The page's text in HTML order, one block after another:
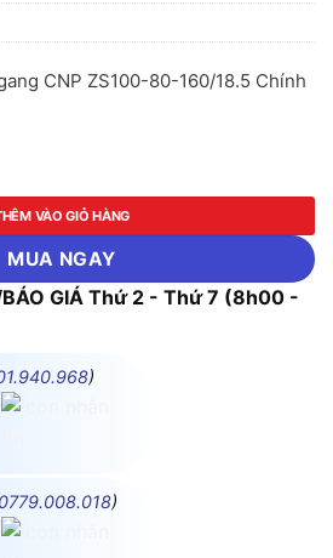
CNP ZS100-80-160/18.5 Chính
CNP ZS100-80-160/18.5 số lượng
VÀO GIỎ HÀNG
MUA NGAY
GIÁ Thứ 2 - Thứ 7 (8h00 -
)
)